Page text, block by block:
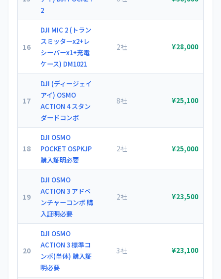
2
16
DJI MIC 2 (トラン
スミッターx2+レ
シーバーx1+充電
ケース) DM1021
2社 ¥28,000
17
DJI (ディージェイ
アイ) OSMO
ACTION 4 スタン
ダードコンボ
8社 ¥25,100
18
DJI OSMO
POCKET OSPKJP
購入証明必要
2社 ¥25,000
19
DJI OSMO
ACTION 3 アドベ
ンチャーコンボ 購
入証明必要
2社 ¥23,500
20
DJI OSMO
ACTION 3 標準コ
ンボ(単体) 購入証
明必要
3社 ¥23,100